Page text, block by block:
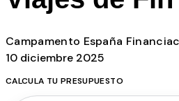
Campamento España
10 diciembre 2025
CALCULA TU PRESUPUESTO